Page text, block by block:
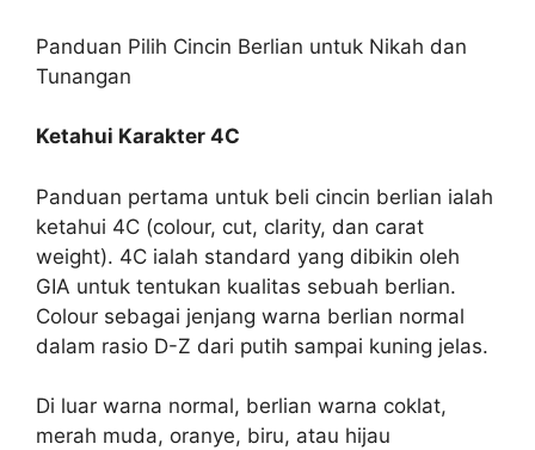
Panduan Pilih Cincin Berlian untuk Nikah dan
Tunangan
Ketahui Karakter 4C
Panduan pertama untuk beli cincin berlian ialah
ketahui 4C (colour, cut, clarity, dan carat
weight). 4C ialah standard yang dibikin oleh
GIA untuk tentukan kualitas sebuah berlian.
Colour sebagai jenjang warna berlian normal
dalam rasio D-Z dari putih sampai kuning jelas.
Di luar warna normal, berlian warna coklat,
merah muda, oranye, biru, atau hijau